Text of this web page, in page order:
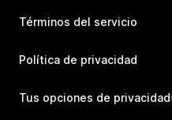
Términos del servicio
Política de privacidad
Tus opciones de privacidad